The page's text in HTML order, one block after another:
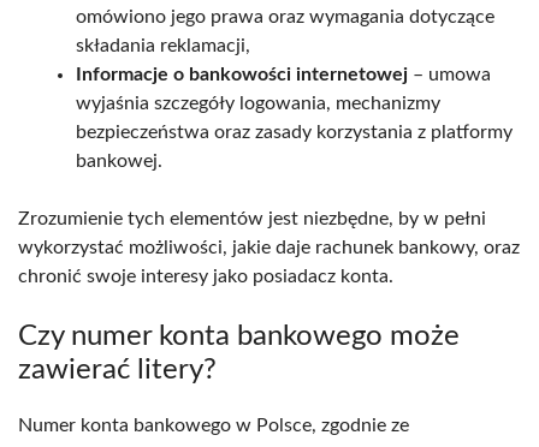
omówiono jego prawa oraz wymagania dotyczące
składania reklamacji,
Informacje o bankowości internetowej – umowa
wyjaśnia szczegóły logowania, mechanizmy
bezpieczeństwa oraz zasady korzystania z platformy
bankowej.
Zrozumienie tych elementów jest niezbędne, by w pełni
wykorzystać możliwości, jakie daje rachunek bankowy, oraz
chronić swoje interesy jako posiadacz konta.
Czy numer konta bankowego może
zawierać litery?
Numer konta bankowego w Polsce, zgodnie ze